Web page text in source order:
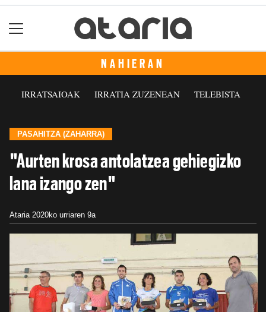
NAHIERAN
IRRATSAIOAK IRRATIA ZUZENEAN TELEBISTA
PASAHITZA (ZAHARRA)
"Aurten krosa antolatzea gehiegizko
lana izango zen"
Ataria 2020ko urriaren 9a